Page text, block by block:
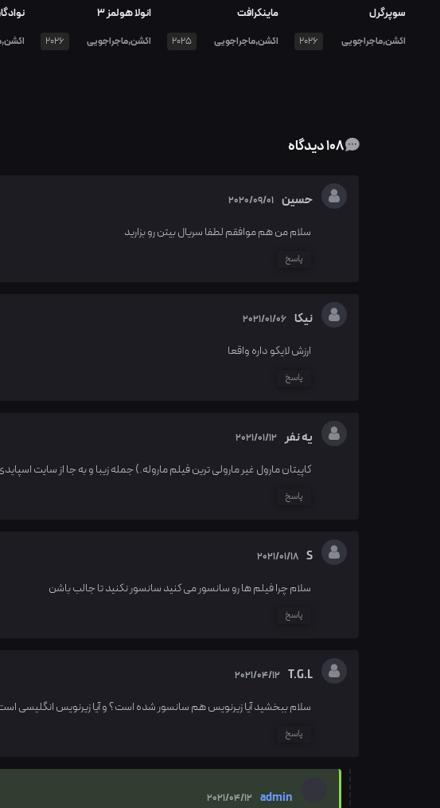
سوپرگرل
اکشن,ماجراجویی 2026
ماینکرافت
اکشن,ماجراجویی 2025
انولا هولمز ۳
اکشن,ماجراجویی 2026
شرور
108 دیدگاه
حسین 2020/09/01
سلام من هم موافقم لطفا سریال بیتن رو بزارید
پاسخ
نیکا 2021/01/06
ارزش لایکو داره واقعا
پاسخ
یه نفر 2021/01/12
کاپیتان مارول غیر مارولی ترین فیلم ماروله.) جمله زیبا و به جا از سایت
پاسخ
S
2021/01/18
سلام چرا فیلم ها رو سانسور می کنید سانسور نکنید تا جالب باشن
پاسخ
T.G.L
2021/04/12
سلام ببخشید آیا زیرنویس هم سانسور شده است؟ و آیا زیرنویس انگلیسی
پاسخ
admin
2021/04/12